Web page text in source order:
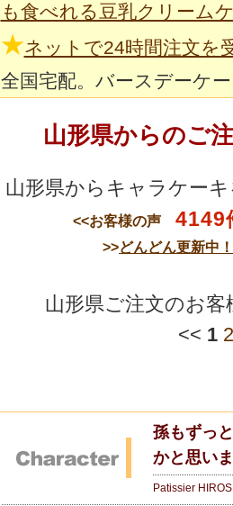
も食べれる豆乳クリーム
★ネットで24時間注文を
全国宅配。バースデーケ
山形県からのご
山形県からキャラケー
<<お客様の声 4149
>>どんどん更新中
山形県ご注文のお
<< 1 2
孫もずっ
かと思い
Patissier